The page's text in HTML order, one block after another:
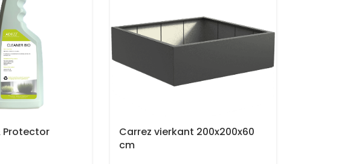
Protector
Carrez vierkant 200x200x60
cm